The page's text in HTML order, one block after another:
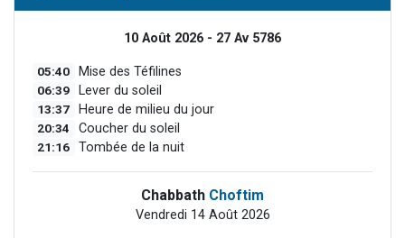
10 Août 2026 - 27 Av 5786
05:40 Mise des Téfilines
06:39 Lever du soleil
13:37 Heure de milieu du jour
20:34 Coucher du soleil
21:16 Tombée de la nuit
Chabbath Choftim
Vendredi 14 Août 2026